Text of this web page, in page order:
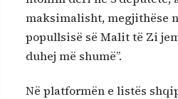
maksimalisht, megjithëse
popullsisë së Malit të Zi
duhej më shumë”.
Në platformën e listës